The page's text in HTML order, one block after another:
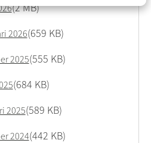
2 MB
2026 659 KB
2025 555 KB
684 KB
2025 589 KB
2024 442 KB